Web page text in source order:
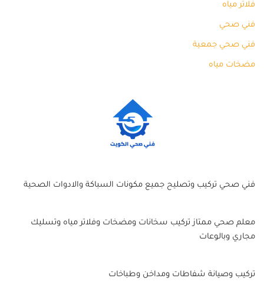
فلاتر مياه
فني صحي
فني صحي جمعية
مضخات مياه
فني صحي تركيب وتصليح جميع مكونات السباكة والادوات الصحية
معلم صحي ممتاز تركيب سخانات ومضخات وفلاتر مياه وتسليك
مجاري وبالوعات
تركيب وصيانة شفاطات ومداخن وطباخات